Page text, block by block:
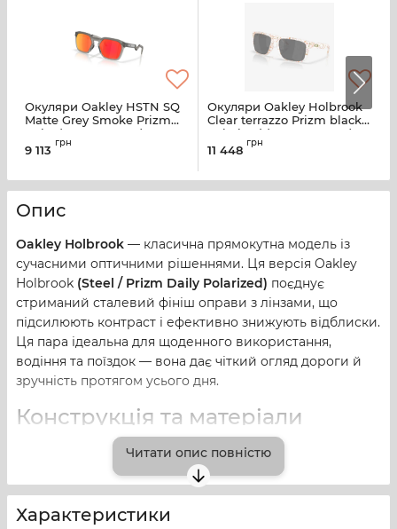
Окуляри Oakley HSTN SQ
Matte Grey Smoke Prizm
Ruby (OO9533-0254)
9 113
грн
Окуляри Oakley Holbrook
Clear terrazzo Prizm black
polarized (OO9102-AG55)
11 448
грн
Опис
Oakley Holbrook — класична прямокутна модель із
сучасними оптичними рішеннями. Ця версія Oakley
Holbrook (Steel / Prizm Daily Polarized) поєднує
стриманий сталевий фініш оправи з лінзами, що
підсилюють контраст і ефективно знижують відблиски.
Ця пара ідеальна для щоденного використання,
водіння та поїздок — вона дає чіткий огляд дороги й
зручність протягом усього дня.
Конструкція та матеріали
Оправу виконано з матеріалуO-Matter™
витривалого полімеру, який забезпечує комфорт і
довговічність. Класичні елементи Holbrook (металеві
заклепки, впізнаваний профіль) поєднуються з
Читати опис повністю
Характеристики